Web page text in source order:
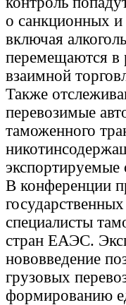
о санкционных и
включая
перемещаются в
взаимной
Также
перевозимые
таможенного
В конференции
специалисты
стран ЕАЭС.
нововведение
грузовых
формированию